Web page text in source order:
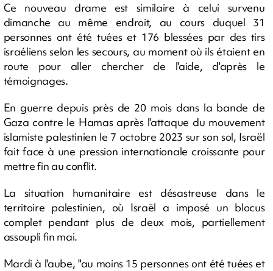
Ce nouveau drame est similaire à celui survenu
dimanche au même endroit, au cours duquel 31
personnes ont été tuées et 176 blessées par des tirs
israéliens selon les secours, au moment où ils étaient en
route pour aller chercher de l'aide, d'après le
témoignages.
En guerre depuis près de 20 mois dans la bande de
Gaza contre le Hamas après l'attaque du mouvement
islamiste palestinien le 7 octobre 2023 sur son sol, Israël
fait face à une pression internationale croissante pour
mettre fin au conflit.
La situation humanitaire est désastreuse dans le
territoire palestinien, où Israël a imposé un blocus
complet pendant plus de deux mois, partiellement
assoupli fin mai.
Mardi à l'aube, "au moins 15 personnes ont été tuées et